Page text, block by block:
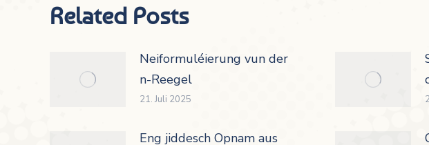
Related Posts
Neiformuléierung vun der
n-Reegel
21. Juli 2025
Eng jiddesch Opnam aus